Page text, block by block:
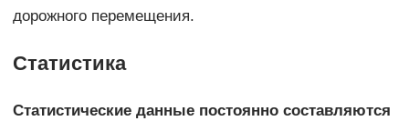
дорожного перемещения.
Статистика
Статистические данные постоянно составляются